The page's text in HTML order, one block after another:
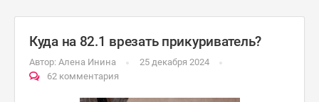
Куда на 82.1 врезать прикуриватель?
Автор: Алена Инина
25 декабря 2024
62 комментария